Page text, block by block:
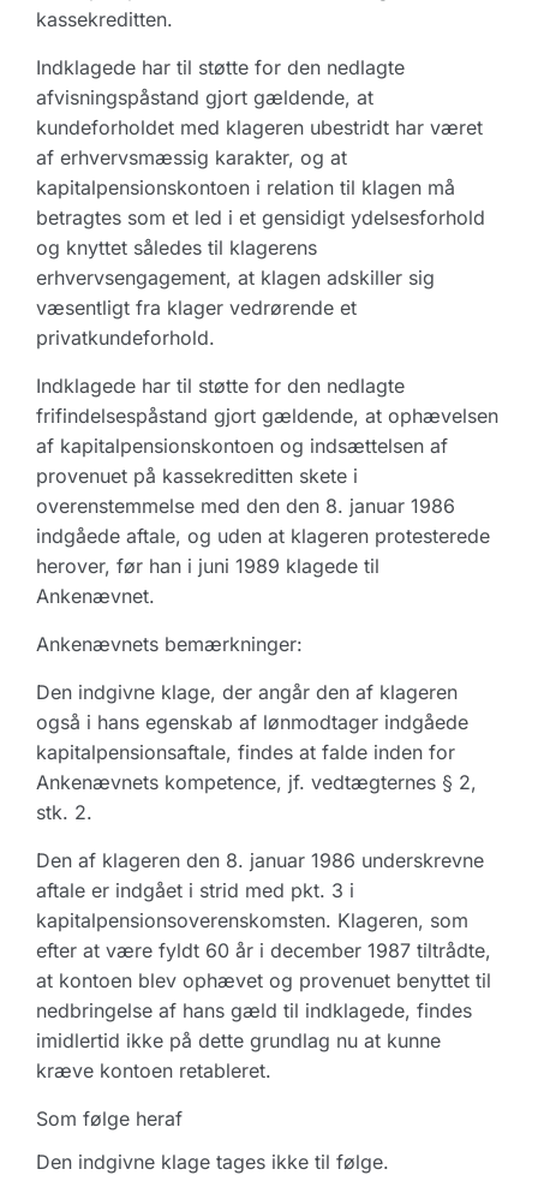
kassekreditten.
Indklagede har til støtte for den nedlagte
afvisningspåstand gjort gældende, at
kundeforholdet med klageren ubestridt har været
af erhvervsmæssig karakter, og at
kapitalpensionskontoen i relation til klagen må
betragtes som et led i et gensidigt ydelsesforhold
og knyttet således til klagerens
erhvervsengagement, at klagen adskiller sig
væsentligt fra klager vedrørende et
privatkundeforhold.
Indklagede har til støtte for den nedlagte
frifindelsespåstand gjort gældende, at ophævelsen
af kapitalpensionskontoen og indsættelsen af
provenuet på kassekreditten skete i
overenstemmelse med den den 8. januar 1986
indgåede aftale, og uden at klageren protesterede
herover, før han i juni 1989 klagede til
Ankenævnet.
Ankenævnets bemærkninger:
Den indgivne klage, der angår den af klageren
også i hans egenskab af lønmodtager indgåede
kapitalpensionsaftale, findes at falde inden for
Ankenævnets kompetence, jf. vedtægternes § 2,
stk. 2.
Den af klageren den 8. januar 1986 underskrevne
aftale er indgået i strid med pkt. 3 i
kapitalpensionsoverenskomsten. Klageren, som
efter at være fyldt 60 år i december 1987 tiltrådte,
at kontoen blev ophævet og provenuet benyttet til
nedbringelse af hans gæld til indklagede, findes
imidlertid ikke på dette grundlag nu at kunne
kræve kontoen retableret.
Som følge heraf
Den indgivne klage tages ikke til følge.